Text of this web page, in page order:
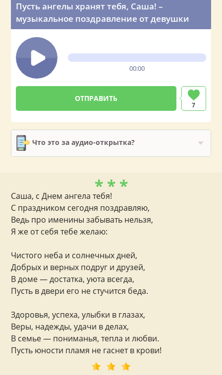
Пусть ангелы хранят тебя, Саша! –
музыкальное поздравление от девушки
00:00
7
Что это за аудио-открытка?
* * *
Саша, с Днем ангела тебя!
С праздником сегодня поздравляю,
Ведь про именины забывать нельзя,
Я же от себя тебе желаю:
Чистого неба и солнечных дней,
Добрых и верных подруг и друзей,
В доме — достатка, уюта всегда,
Пусть в двери его не стучится беда.
Здоровья, успеха, улыбки в глазах,
Веры, надежды, удачи в делах,
В семье — пониманья, тепла и любви.
Пусть юности пламя не гаснет в крови!